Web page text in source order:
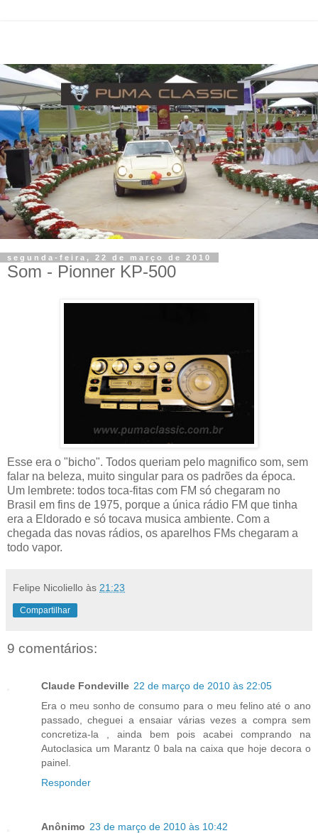
segunda-feira, 22 de março de 2010
Som - Pionner KP-500
Esse era o "bicho". Todos queriam pelo magnifico som, sem
falar na beleza, muito singular para os padrões da época.
Um lembrete: todos toca-fitas com FM só chegaram no
Brasil em fins de 1975, porque a única rádio FM que tinha
era a Eldorado e só tocava musica ambiente. Com a
chegada das novas rádios, os aparelhos FMs chegaram a
todo vapor.
Felipe Nicoliello às 21:23
Compartilhar
9 comentários:
Claude Fondeville 22 de março de 2010 às 22:05
Era o meu sonho de consumo para o meu felino até o ano
passado, cheguei a ensaiar várias vezes a compra sem
concretiza-la , ainda bem pois acabei comprando na
Autoclasica um Marantz 0 bala na caixa que hoje decora o
painel.
Responder
Anônimo 23 de março de 2010 às 10:42